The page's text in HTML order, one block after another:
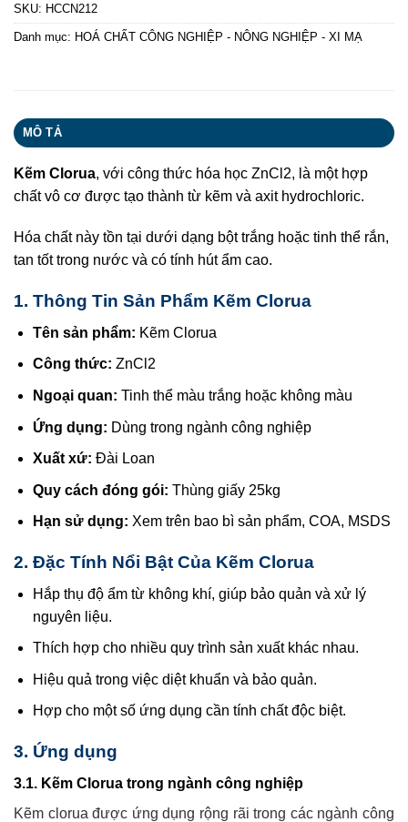
SKU: HCCN212
Danh mục: HOÁ CHẤT CÔNG NGHIỆP - NÔNG NGHIỆP - XI MẠ
MÔ TẢ
Kẽm Clorua, với công thức hóa học ZnCl2, là một hợp
chất vô cơ được tạo thành từ kẽm và axit hydrochloric.
Hóa chất này tồn tại dưới dạng bột trắng hoặc tinh thể rắn,
tan tốt trong nước và có tính hút ẩm cao.
1. Thông Tin Sản Phẩm Kẽm Clorua
Tên sản phẩm: Kẽm Clorua
Công thức: ZnCl2
Ngoại quan: Tinh thể màu trắng hoặc không màu
Ứng dụng: Dùng trong ngành công nghiệp
Xuất xứ: Đài Loan
Quy cách đóng gói: Thùng giấy 25kg
Hạn sử dụng: Xem trên bao bì sản phẩm, COA, MSDS
2. Đặc Tính Nổi Bật Của Kẽm Clorua
Hắp thụ độ ẩm từ không khí, giúp bảo quản và xử lý
nguyên liệu.
Thích hợp cho nhiều quy trình sản xuất khác nhau.
Hiệu quả trong việc diệt khuẩn và bảo quản.
Hợp cho một số ứng dụng cần tính chất độc biệt.
3. Ứng dụng
3.1. Kẽm Clorua trong ngành công nghiệp
Kẽm clorua được ứng dụng rộng rãi trong các ngành công